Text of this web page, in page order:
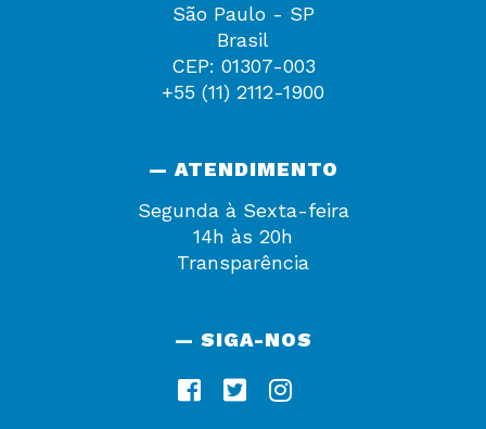
São Paulo - SP
Brasil
CEP: 01307-003
+55 (11) 2112-1900
— ATENDIMENTO
Segunda à Sexta-feira
14h às 20h
Transparência
— SIGA-NOS